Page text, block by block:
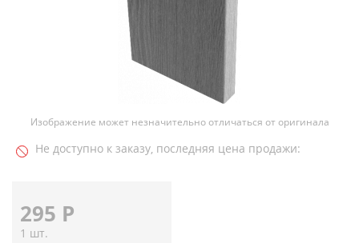
Изображение может незначительно отличаться от оригинала
Не доступно к заказу, последняя цена продажи:
295 Р
1 шт.